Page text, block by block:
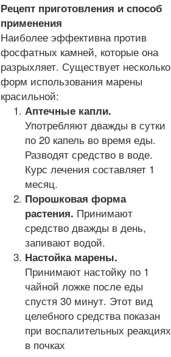
Рецепт приготовления и способ
применения
Наиболее эффективна против
фосфатных камней, которые она
разрыхляет. Существует несколько
форм использования марены
красильной:
Аптечные капли.
Употребляют дважды в сутки
по 20 капель во время еды.
Разводят средство в воде.
Курс лечения составляет 1
месяц.
Порошковая форма
растения. Принимают
средство дважды в день,
запивают водой.
Настойка марены.
Принимают настойку по 1
чайной ложке после еды
спустя 30 минут. Этот вид
целебного средства показан
при воспалительных реакциях
в почках